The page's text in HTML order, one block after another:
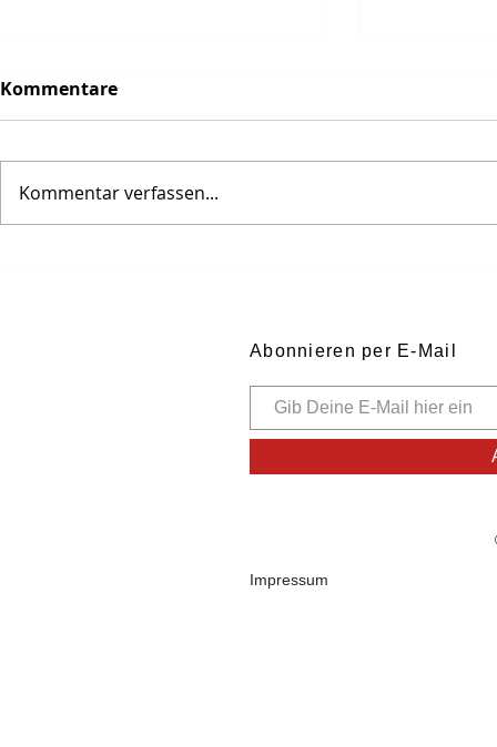
Kommentare
Kommentar verfassen...
Abonnieren per E-Mail
Impressum